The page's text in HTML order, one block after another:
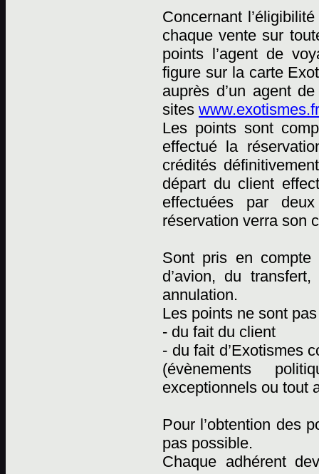
Concernant
chaque vente sur
points l’agent de
figure sur la carte
auprès d’un agent
sites
Les points sont
effectué la
crédités
départ du client
effectuées par
réservation verra son
Sont pris en compte
d’avion, du
annulation.
Les points ne sont
- du fait du client
- du fait d’Exotismes
(évènements
exceptionnels ou tout
Pour l’obtention des
pas possible.
Chaque adhérent